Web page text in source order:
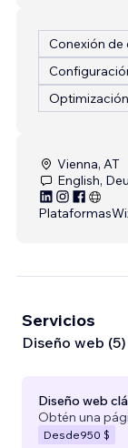
Conexión de
Vienna, AT
English,
Plataformas
Servicios
Diseño web (5)
Diseño web
Obtén una
Desde950 $